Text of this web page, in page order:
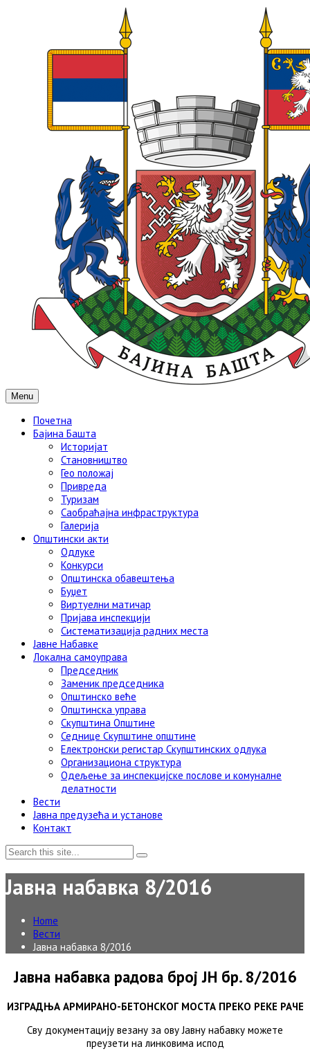
Menu
Почетна
Бајина Башта
Историјат
Становништво
Гео положај
Привреда
Туризам
Саобраћајна инфраструктура
Галерија
Општински акти
Одлуке
Конкурси
Општинска обавештења
Буџет
Виртуелни матичар
Пријава инспекцији
Систематизација радних места
Јавне Набавке
Локална самоуправа
Председник
Заменик председника
Општинско веће
Општинска управа
Скупштина Општине
Седнице Скупштине општине
Електронски регистар Скупштинских одлука
Организациона структура
Одељење за инспекцијске послове и комуналне
делатности
Вести
Јавна предузећа и установе
Контакт
Јавна набавка 8/2016
Home
Вести
Јавна набавка 8/2016
Јавна набавка радова број ЈН бр. 8/2016
ИЗГРАДЊА АРМИРАНО-БЕТОНСКОГ МОСТА ПРЕКО РЕКЕ РАЧЕ
Сву документацију везану за ову Јавну набавку можете
преузети на линковима испод